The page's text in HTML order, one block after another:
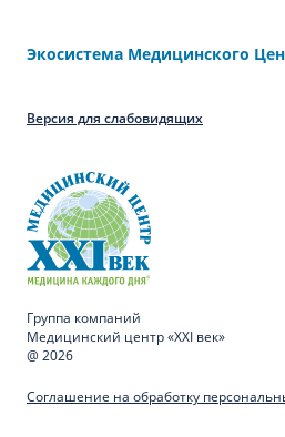
Экосистема Медицинского
Версия для слабовидящих
Группа компаний
Медицинский центр «XXI век»
@ 2026
Соглашение на обработку